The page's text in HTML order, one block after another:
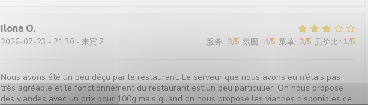
Ilona O
2026-07-23 - 21:30 - 来宾 2 服务 : 3/5 氛围 : 4/5 菜单: 3/5 质价比 : 1/5
Nous avons été un peu déçu par le restaurant. Le serveur que nous avons eu n’étais pas
très agréable et le fonctionnement du restaurant est un peu particulier. On nous propose
des viandes avec un prix pour 100g mais quand on nous propose les viandes disponibles ce